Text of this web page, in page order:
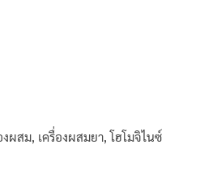
งผสม, เครื่องผสมยา,โฮโมจิไนซ์